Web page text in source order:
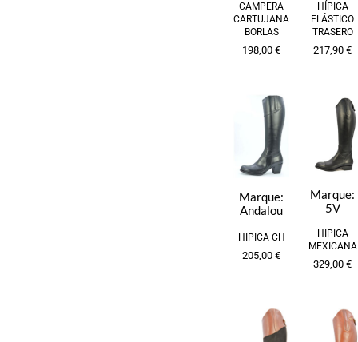
CAMPERA
CARTUJANA
BORLAS
198,00 €
HÍPICA
ELÁSTICO
TRASERO
217,90 €
Marque:
Andalou
HIPICA CH
205,00 €
Marque:
5V
HIPICA
MEXICANA
329,00 €